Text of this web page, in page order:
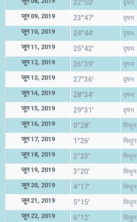
22°50' वृषभ
जून 09, 2019 23°47' वृषभ
जून 10, 2019 24°44' वृषभ
जून 11, 2019 25°42' वृषभ
जून 12, 2019 26°39' वृषभ
जून 13, 2019 27°36' वृषभ
जून 14, 2019 28°34' वृषभ
जून 15, 2019 29°31' वृषभ
जून 16, 2019 0°28' मिथुन
जून 17, 2019 1°26' मिथुन
जून 18, 2019 2°23' मिथुन
जून 19, 2019 3°20' मिथुन
जून 20, 2019 4°17' मिथुन
जून 21, 2019 5°15' मिथुन
जून 22, 2019 6°12' मिथुन